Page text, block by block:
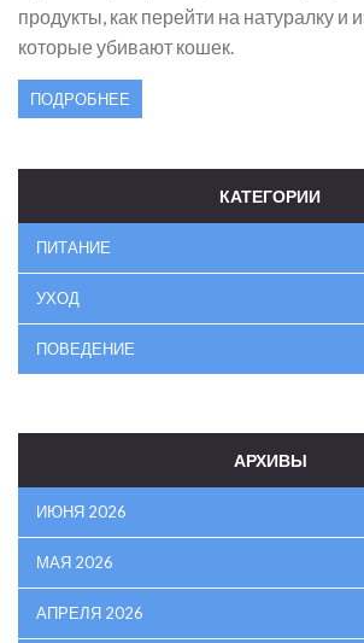
продукты, как перейти на натуралку и
которые убивают кошек.
ПОДРОБНЕЕ
КАТЕГОРИИ
ПИТАНИЕ
УХОД
ПОВЕДЕНИЕ
АРХИВЫ
ИЮНЯ 2026
МАЯ 2026
АПРЕЛЯ 2026